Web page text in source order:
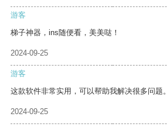
游客
梯子神器，ins随便看，美美哒！
2024-09-25
游客
这款软件非常实用，可以帮助我解决很多问题。
2024-09-25